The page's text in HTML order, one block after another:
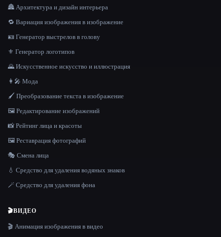
🏯 Архитектура и дизайн интерьера
🔁 Вариация изображения в изображение
🪪 Генератор выстрелов в голову
⚜️ Генератор логотипов
🌄 Искусственное искусство и иллюстрация
👩‍🎤 Мода
🖌️ Преобразование текста в изображение
🖼️ Редактирование изображений
📸 Рейтинг лица и красоты
🖼️ Реставрация фотографий
🎭 Смена лица
💧 Средство для удаления водяных знаков
🪄 Средство для удаления фона
🎬ВИДЕО
🎬 Анимация изображения в видео